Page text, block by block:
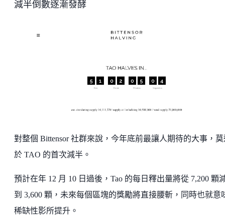
減半倒數逐漸發酵
對整個 Bittensor 社群來說，今年底前最讓人期待的大事，
於 TAO 的首次減半。
預計在年 12 月 10 日過後，Tao 的每日釋出量將從 7,200 顆
到 3,600 顆，未來每個區塊的獎勵將直接腰斬，同時也就意
稀缺性影所提升。